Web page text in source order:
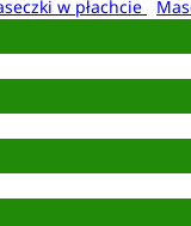
w płachcie